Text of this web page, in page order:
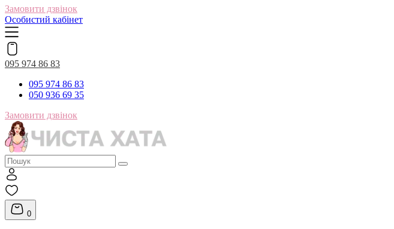
Замовити дзвінок
Особистий кабінет
095 974 86 83
095 974 86 83
050 936 69 35
Замовити дзвінок
0